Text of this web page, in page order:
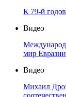
К 79-й
Видео
мир
Видео
Михаил